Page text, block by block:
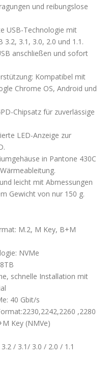
und reibungslose
USB-Technologie mit
3.1, 3.0, 2.0 und 1.1.
anschließen und sofort
Kompatibel mit
Chrome OS, Android und
Chipsatz für zuverlässige
LED-Anzeige zur
in Pantone 430C
leicht mit Abmessungen
Gewicht von nur 150 g.
M.2, M Key, B+M
NVMe
schnelle Installation mit
40 Gbit/s
,2280
Key (NMVe)
/ 3.1/ 3.0 / 2.0 / 1.1